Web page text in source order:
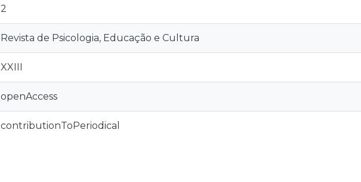
2
Revista de Psicologia, Educação e Cultura
XXIII
openAccess
contributionToPeriodical